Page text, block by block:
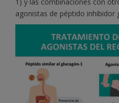
agonistas de péptido inhibidor